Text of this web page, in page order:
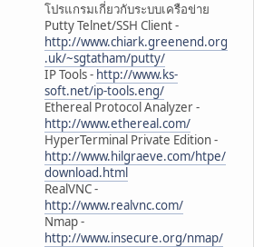
โปรแกรมเกี่ยวกับระบบเครือข่าย
Putty Telnet/SSH Client -
http://www.chiark.greenend.org
.uk/~sgtatham/putty/
IP Tools - http://www.ks-
soft.net/ip-tools.eng/
Ethereal Protocol Analyzer -
http://www.ethereal.com/
HyperTerminal Private Edition -
http://www.hilgraeve.com/htpe/
download.html
RealVNC -
http://www.realvnc.com/
Nmap -
http://www.insecure.org/nmap/